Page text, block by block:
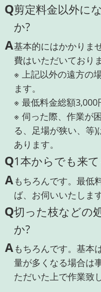
Q剪定料金以外に
か?
A基本的にはかかりま
費はいただいており
※ 上記以外の遠方の
ます。
※ 最低料金総額3,000
※ 伺った際、作業が
る、足場が狭い、等
あります。
Q1本からでも来
Aもちろんです。最低
ば、お伺いいたします
Q切った枝などの
か?
Aもちろんです。基本
量が多くなる場合は
ただいた上で作業致